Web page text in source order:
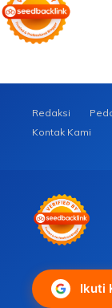
Redaksi
Kontak Kami
Ikuti